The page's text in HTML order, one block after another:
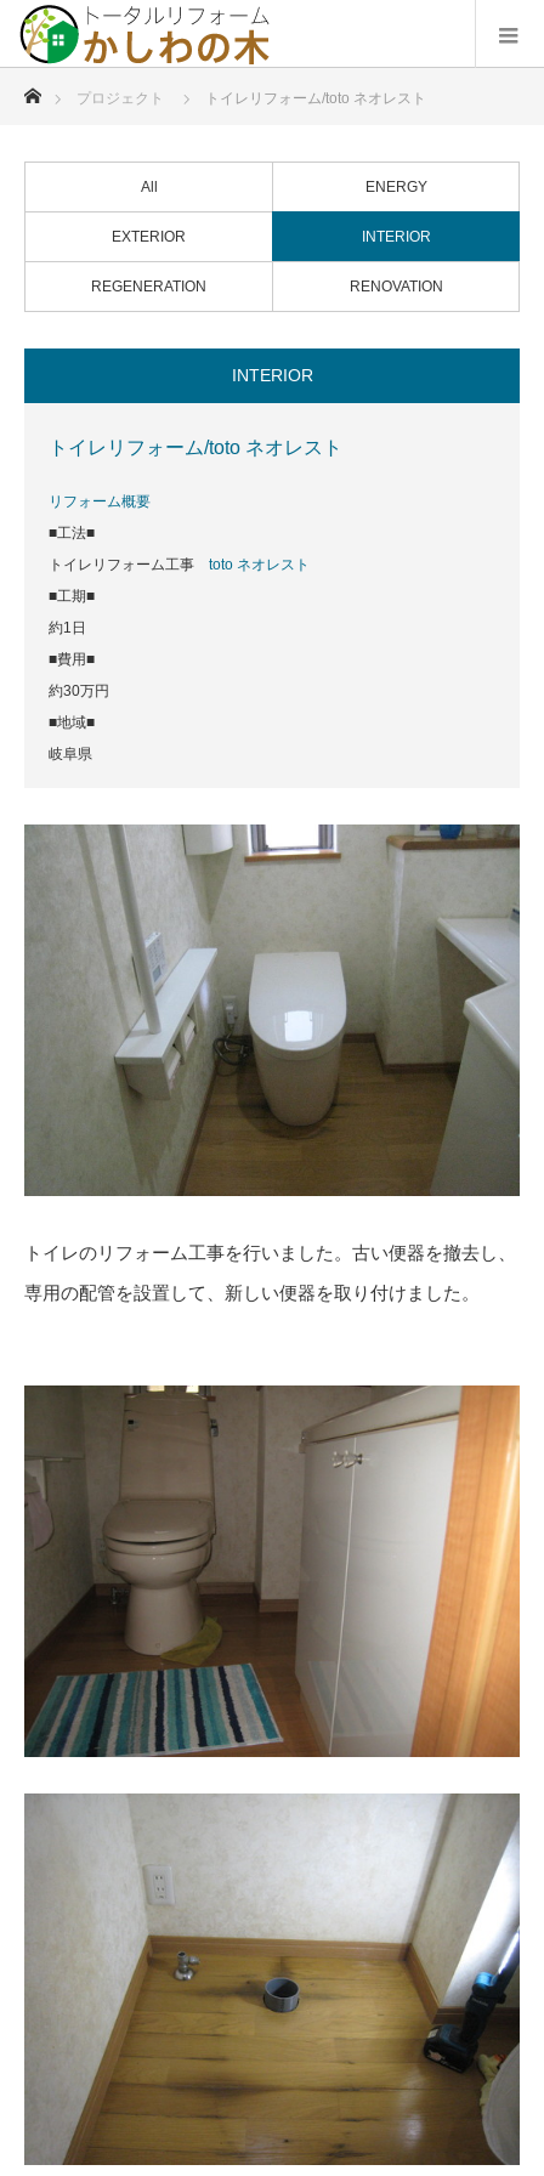
プロジェクト トイレリフォーム/toto ネオレスト
All ENERGY
EXTERIOR INTERIOR
REGENERATION RENOVATION
INTERIOR
トイレリフォーム/toto ネオレスト
リフォーム概要
■工法■
トイレリフォーム工事 toto ネオレスト
■工期■
約1日
■費用■
約30万円
■地域■
岐阜県
トイレのリフォーム工事を行いました。古い便器を撤去し、
専用の配管を設置して、新しい便器を取り付けました。